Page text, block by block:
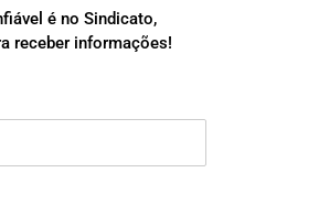
é no Sindicato,
receber informações!